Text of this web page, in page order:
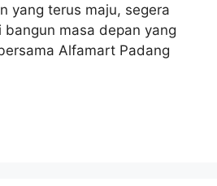
yang terus maju, segera
bangun masa depan yang
Alfamart Padang